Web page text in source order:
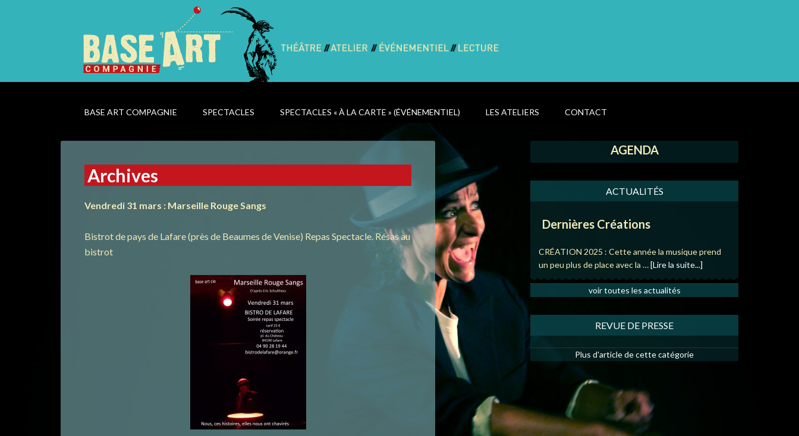
BASE ART COMPAGNIE SPECTACLES SPECTACLES « À LA CARTE » (ÉVÉNEMENTIEL) LES ATELIERS CONTACT
Archives
Vendredi 31 mars : Marseille Rouge Sangs
Bistrot de pays de Lafare (près de Beaumes de Venise) Repas Spectacle. Résas au
bistrot
AGENDA
ACTUALITÉS
Dernières Créations
CRÉATION 2025 : Cette année la musique prend
un peu plus de place avec la …[Lire la suite...]
voir toutes les actualités
REVUE DE PRESSE
Plus d'article de cette catégorie